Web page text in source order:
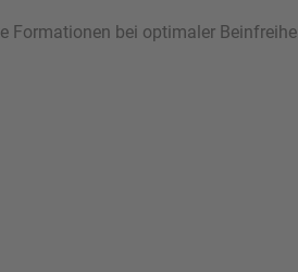
Formationen bei optimaler